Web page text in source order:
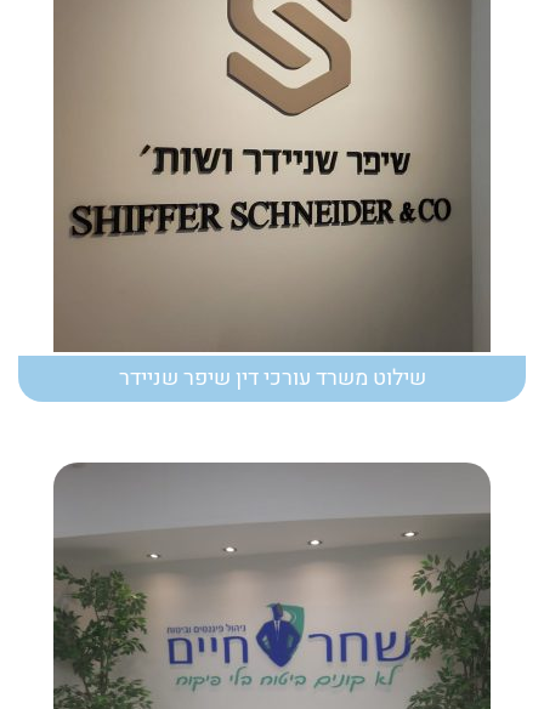
שילוט משרד עורכי דין שיפר שניידר